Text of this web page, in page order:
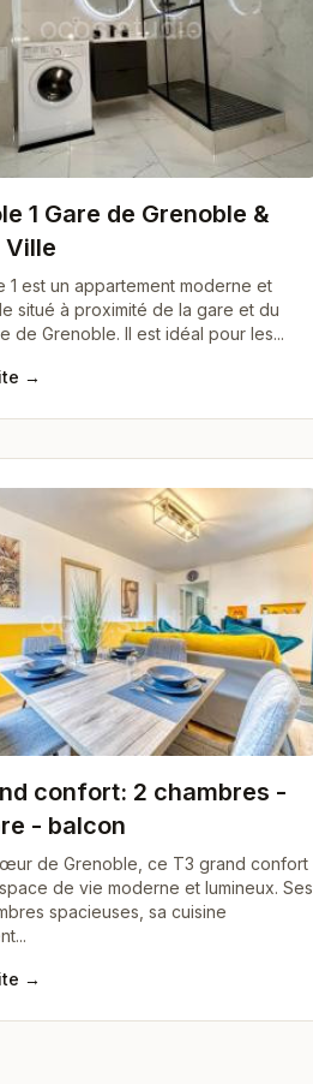
1 Gare de Grenoble &
Ville
1 est un appartement moderne et
situé à proximité de la gare et du
de Grenoble. Il est idéal pour les...
→
confort: 2 chambres -
- balcon
de Grenoble, ce T3 grand confort
de vie moderne et lumineux. Ses
spacieuses, sa cuisine
→